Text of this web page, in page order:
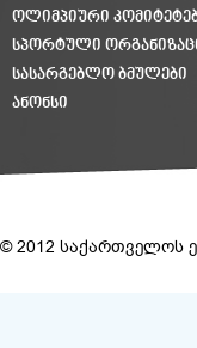
ᲝᲚᲘᲛᲞᲘᲣᲠᲘ
ᲡᲞᲝᲠᲢᲣᲚᲘ
ᲡᲐᲡᲐᲠᲒᲔᲑᲚᲝ ᲑᲛᲣᲚᲔᲑᲘ
ᲐᲜᲝᲜᲡᲘ
© 2012 საქართველოს